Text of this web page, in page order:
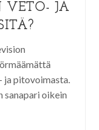
VETO- JA
ja pitovoimasta.
sanapari oikein